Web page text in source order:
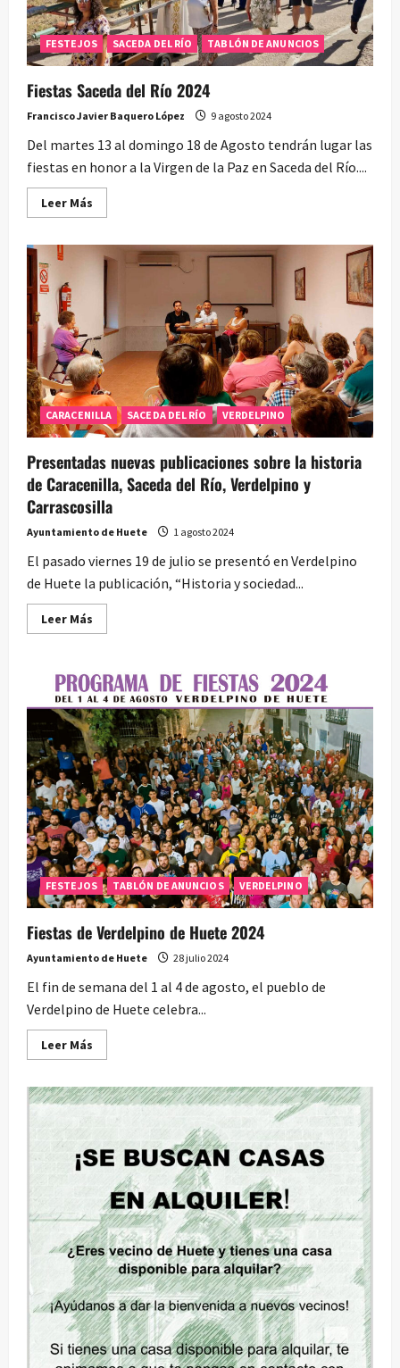
FESTEJOS SACEDA DEL RÍO TABLÓN DE ANUNCIOS
Fiestas Saceda del Río 2024
Francisco Javier Baquero López 9 agosto 2024
Del martes 13 al domingo 18 de Agosto tendrán lugar las
fiestas en honor a la Virgen de la Paz en Saceda del Río....
Leer Más
más
Fiestas
Saceda
Río
2024
CARACENILLA SACEDA DEL RÍO VERDELPINO
Presentadas nuevas publicaciones sobre la historia
de Caracenilla, Saceda del Río, Verdelpino y
Carrascosilla
Ayuntamiento de Huete 1 agosto 2024
El pasado viernes 19 de julio se presentó en Verdelpino
de Huete la publicación, “Historia y sociedad...
Leer Más
más
nuevas
publicaciones
sobre
la
historia
de
Caracenilla,
Saceda
del
Río,
Verdelpino
y
Carrascosilla
FESTEJOS TABLÓN DE ANUNCIOS VERDELPINO
Fiestas de Verdelpino de Huete 2024
Ayuntamiento de Huete 28 julio 2024
El fin de semana del 1 al 4 de agosto, el pueblo de
Verdelpino de Huete celebra...
Leer Más
más
Fiestas
de
Verdelpino
2024